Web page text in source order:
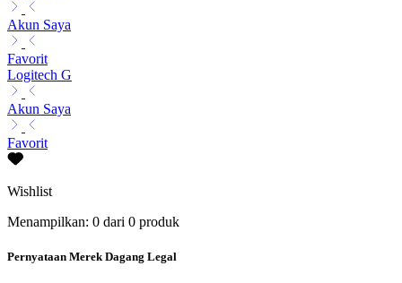
Akun Saya
Favorit
Logitech G
Akun Saya
Favorit
Wishlist
Menampilkan: 0 dari 0 produk
Pernyataan Merek Dagang Legal